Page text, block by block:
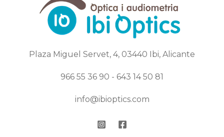
Plaza Miguel Servet, 4, 03440 Ibi, Alicante
966 55 36 90 - 643 14 50 81
info@ibioptics.com